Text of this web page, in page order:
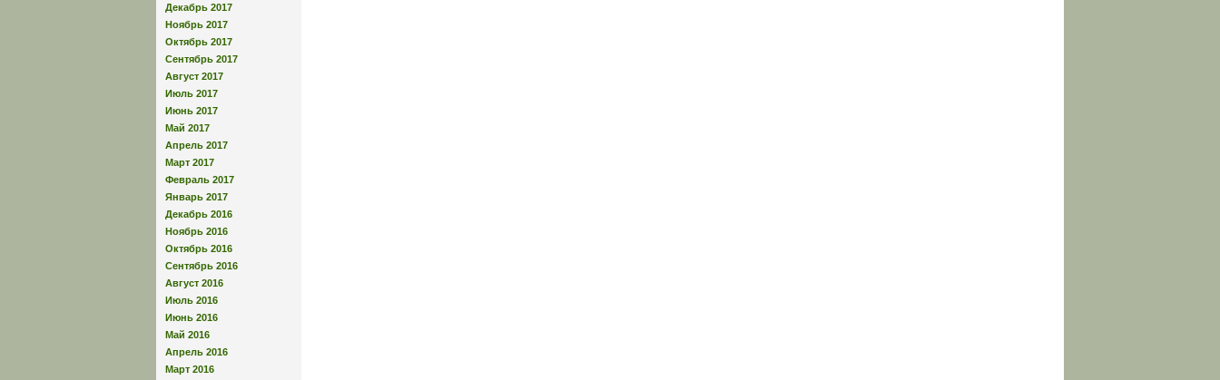
Декабрь 2017
Ноябрь 2017
Октябрь 2017
Сентябрь 2017
Август 2017
Июль 2017
Июнь 2017
Май 2017
Апрель 2017
Март 2017
Февраль 2017
Январь 2017
Декабрь 2016
Ноябрь 2016
Октябрь 2016
Сентябрь 2016
Август 2016
Июль 2016
Июнь 2016
Май 2016
Апрель 2016
Март 2016